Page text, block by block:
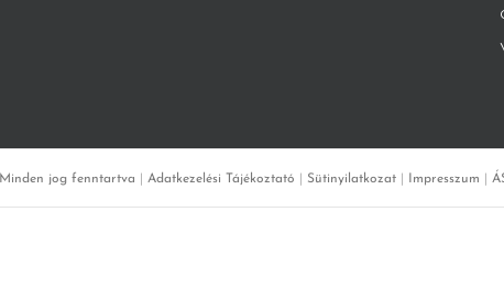
Minden jog fenntartva Adatkezelési Tájékoztató Sütinyilatkozat Impresszum